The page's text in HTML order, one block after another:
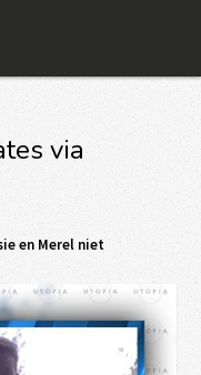
via
en Merel niet